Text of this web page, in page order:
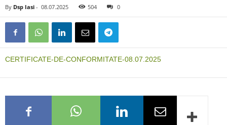
By Dsp Iasi - 08.07.2025 504 0
CERTIFICATE-DE-CONFORMITATE-08.07.2025